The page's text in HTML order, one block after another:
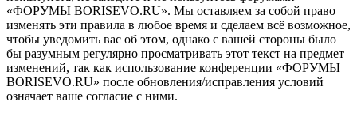
«ФОРУМЫ BORISEVO.RU». Мы оставляем за собой право
изменять эти правила в любое время и сделаем всё возможное,
чтобы уведомить вас об этом, однако с вашей стороны было
бы разумным регулярно просматривать этот текст на предмет
изменений, так как использование конференции «ФОРУМЫ
BORISEVO.RU» после обновления/исправления условий
означает ваше согласие с ними.